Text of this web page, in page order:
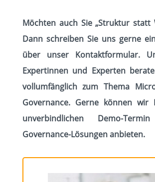
Möchten auch Sie „Struktur statt
Dann schreiben Sie uns gerne
über unser Kontaktformular.
Expertinnen und Experten
vollumfänglich zum Thema
Governance. Gerne können wir
unverbindlichen Demo-
Governance-Lösungen anbieten.